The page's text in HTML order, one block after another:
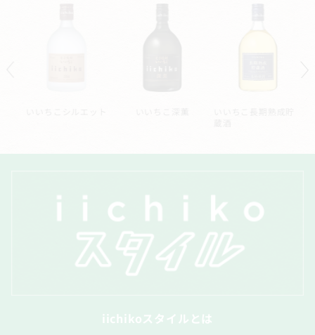
iichikoスタイルとは